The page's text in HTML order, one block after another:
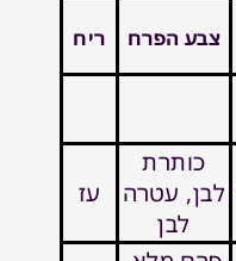
צבע הפרח ריח
כותרת
לבן, עטרה
לבן
עז